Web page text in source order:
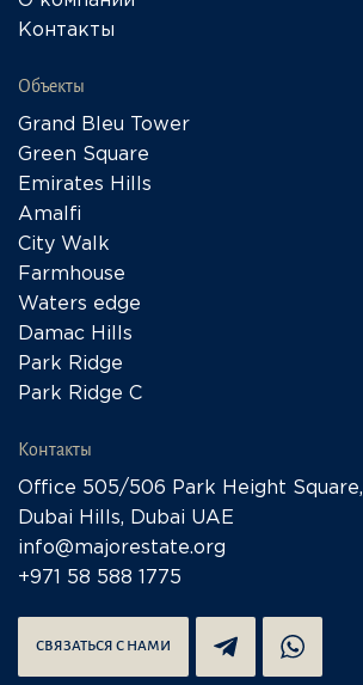
Контакты
Объекты
Grand Bleu Tower
Green Square
Emirates Hills
Amalfi
City Walk
Farmhouse
Waters edge
Damac Hills
Park Ridge
Park Ridge C
Контакты
Office 505/506 Park Height Square,
Dubai Hills, Dubai UAE
info@majorestate.org
+971 58 588 1775
СВЯЗАТЬСЯ С НАМИ